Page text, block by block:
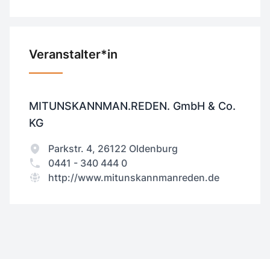
Veranstalter*in
MITUNSKANNMAN.REDEN. GmbH & Co.
KG
Parkstr. 4, 26122 Oldenburg
0441 - 340 444 0
http://www.mitunskannmanreden.de